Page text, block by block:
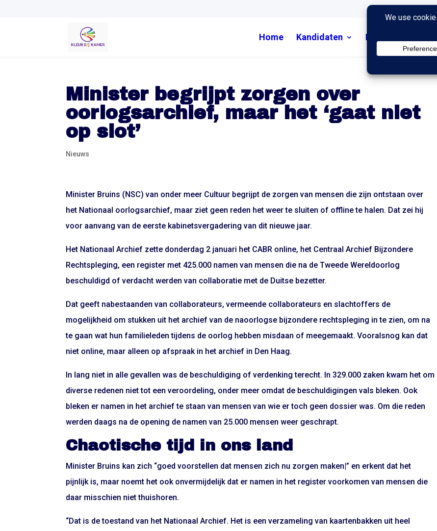
Home Kandidaten Nieuws
Minister begrijpt zorgen over
oorlogsarchief, maar het ‘gaat niet
op slot’
Nieuws
Minister Bruins (NSC) van onder meer Cultuur begrijpt de zorgen van mensen die zijn ontstaan over
het Nationaal oorlogsarchief, maar ziet geen reden het weer te sluiten of offline te halen. Dat zei hij
voor aanvang van de eerste kabinetsvergadering van dit nieuwe jaar.
Het Nationaal Archief zette donderdag 2 januari het CABR online, het Centraal Archief Bijzondere
Rechtspleging, een register met 425.000 namen van mensen die na de Tweede Wereldoorlog
beschuldigd of verdacht werden van collaboratie met de Duitse bezetter.
Dat geeft nabestaanden van collaborateurs, vermeende collaborateurs en slachtoffers de
mogelijkheid om stukken uit het archief van de naoorlogse bijzondere rechtspleging in te zien, om na
te gaan wat hun familieleden tijdens de oorlog hebben misdaan of meegemaakt. Vooralsnog kan dat
niet online, maar alleen op afspraak in het archief in Den Haag.
In lang niet in alle gevallen was de beschuldiging of verdenking terecht. In 329.000 zaken kwam het om
diverse redenen niet tot een veroordeling, onder meer omdat de beschuldigingen vals bleken. Ook
bleken er namen in het archief te staan van mensen van wie er toch geen dossier was. Om die reden
werden daags na de opening de namen van 25.000 mensen weer geschrapt.
Chaotische tijd in ons land
Minister Bruins kan zich “goed voorstellen dat mensen zich nu zorgen maken|” en erkent dat het
pijnlijk is, maar noemt het ook onvermijdelijk dat er namen in het register voorkomen van mensen die
daar misschien niet thuishoren.
“Dat is de toestand van het Nationaal Archief. Het is een verzameling van kaartenbakken uit heel